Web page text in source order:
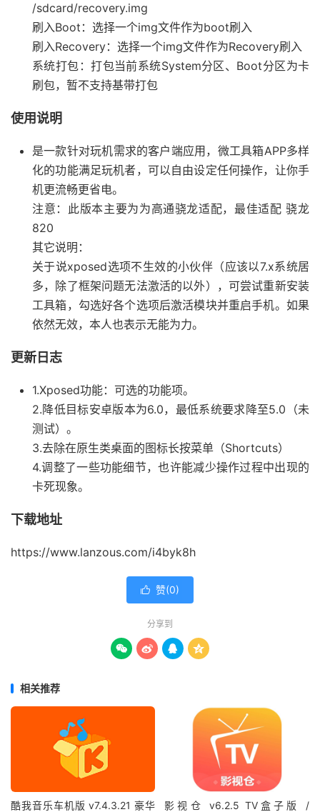
/sdcard/recovery.img
刷入Boot：选择一个img文件作为boot刷入
刷入Recovery：选择一个img文件作为Recovery刷入
系统打包：打包当前系统System分区、Boot分区为卡
刷包，暂不支持基带打包
使用说明
是一款针对玩机需求的客户端应用，微工具箱APP多样
化的功能满足玩机者，可以自由设定任何操作，让你手
机更流畅更省电。
注意：此版本主要为为高通骁龙适配，最佳适配 骁龙
820
其它说明：
关于说xposed选项不生效的小伙伴（应该以7.x系统居
多，除了框架问题无法激活的以外），可尝试重新安装
工具箱，勾选好各个选项后激活模块并重启手机。如果
依然无效，本人也表示无能为力。
更新日志
1.Xposed功能：可选的功能项。
2.降低目标安卓版本为6.0，最低系统要求降至5.0（未
测试）。
3.去除在原生类桌面的图标长按菜单（Shortcuts）
4.调整了一些功能细节，也许能减少操作过程中出现的
卡死现象。
下载地址
https://www.lanzous.com/i4byk8h
 赞(0)
分享到
   
相关推荐
酷我音乐车机版 v7.4.3.21 豪华
影视仓 v6.2.5 TV盒子版 /